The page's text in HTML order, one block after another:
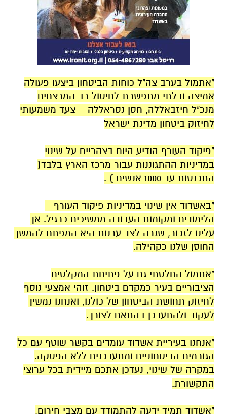
"אתמול בערב צה"ל כוחות הביטחון ביצעו פעולה
אמיצה ובלתי מתפשרת לחיסול רב המרצחים
מנכ"ל חיזבאללה, חסן נסראללה – צעד משמעותי
לחיזוק ביטחון מדינת ישראל
"פיקוד העורף הודיע היום בצהריים על שינוי
במדיניות ההתגוננות עבור מרכז הארץ בלבד(
התכנסות עד 1000 אנשים ) .
"באשדוד אין שינוי במדיניות פיקוד העורף –
הלימודים ומקומות העבודה ממשיכים כרגיל. אך
עלינו לזכור, שגרה לצד ערנות היא המפתח להמשך
החוסן שלנו כקהילה.
"אתמול החלטתי גם על פתיחת המקלטים
הציבוריים בעיר כמקדם ביטחון. זוהי אמצעי נוסף
לחיזוק תחושת הביטחון של כולנו, ואנחנו נמשיך
לעקוב ולהתעדכן בהתאם לצורך.
"אנחנו בעיריית אשדוד עומדים בקשר שוטף עם כל
הגורמים הביטחוניים ומתעדכנים ללא הפסקה.
במקרה של שינוי, נעדכן אתכם מיידית בכל ערוצי
התקשורת.
"אשדוד תמיד ידעה להתמודד עם מצבי חירום,